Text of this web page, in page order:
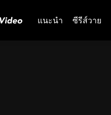
แนะนำ ซีรีส์วาย